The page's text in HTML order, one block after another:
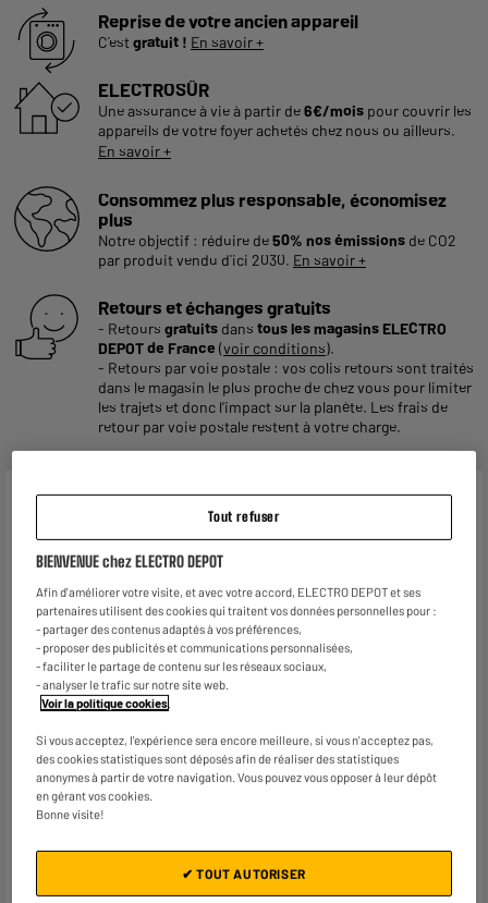
Reprise de votre ancien appareil
C'estgratuit ! En savoir +
ELECTROSÛR
Une assurance à vie à partir de6€/mois pour couvrir les
appareils de votre foyer achetés chez nous ou ailleurs.
En savoir +
Consommez plus responsable, économisez
plus
Notre objectif : réduire de50% nos émissions de CO2
par produit vendu d'ici 2030. En savoir +
Retours et échanges gratuits
- Retours gratuits dans tous les magasins ELECTRO
DEPOT de France (voir conditions).
- Retours par voie postale : vos colis retours sont traités
dans le magasin le plus proche de chez vous pour limiter
les trajets et donc l’impact sur la planète. Les frais de
retour par voie postale restent à votre charge.
Caractéristiques
Marque VALBERG
Type
Posable / Encastrable Oui, posable
Contenance 25L
Puissance du micro-ondes (W)
Puissance four (W) 0W
Puissance grill (W) 1 000W
Niveaux de puissance
Nombre de programmes
Tout refuser
BIENVENUE chez ELECTRO DEPOT
Afin d'améliorer votre visite, et avec votre accord, ELECTRO DEPOT et ses
partenaires utilisent des cookies qui traitent vos données personnelles pour :
- partager des contenus adaptés à vos préférences,
- proposer des publicités et communications personnalisées,
- faciliter le partage de contenu sur les réseaux sociaux,
- analyser le trafic sur notre site web.
Voir la politique cookies.
Si vous acceptez, l'expérience sera encore meilleure, si vous n'acceptez pas,
des cookies statistiques sont déposés afin de réaliser des statistiques
anonymes à partir de votre navigation. Vous pouvez vous opposer à leur dépôt
en gérant vos cookies.
Bonne visite!
✔ TOUT AUTORISER